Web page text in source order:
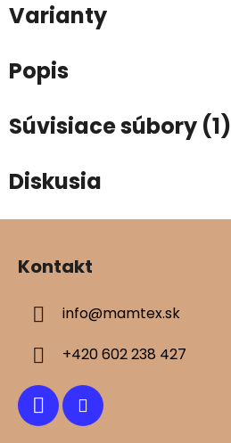
Varianty
Popis
Súvisiace súbory (1)
Diskusia
Kontakt
info@mamtex.sk
+420 602 238 427